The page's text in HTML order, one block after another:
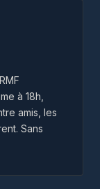
à 18h,
amis, les
Sans